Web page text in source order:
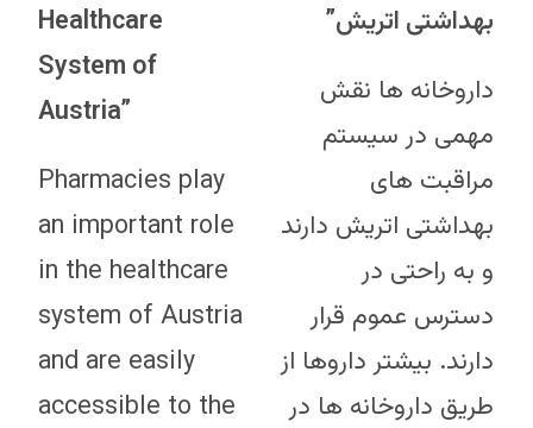
Healthcare
System of
Austria”
Pharmacies play
an important role
in the healthcare
system of Austria
and are easily
accessible to the
بهداشتی اتریش”
داروخانه ها نقش
مهمی در سیستم
مراقبت های
بهداشتی اتریش دارند
و به راحتی در
دسترس عموم قرار
دارند. بیشتر داروها از
طریق داروخانه ها در